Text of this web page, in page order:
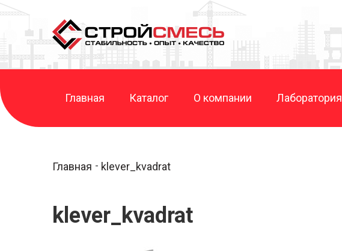
Главная Каталог О компании Лаборатория
Главная klever_kvadrat
klever_kvadrat